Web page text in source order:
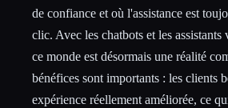
de confiance et où l'assistance est
clic. Avec les chatbots et les
ce monde est désormais une réalité
bénéfices sont importants : les clients
expérience réellement améliorée, ce